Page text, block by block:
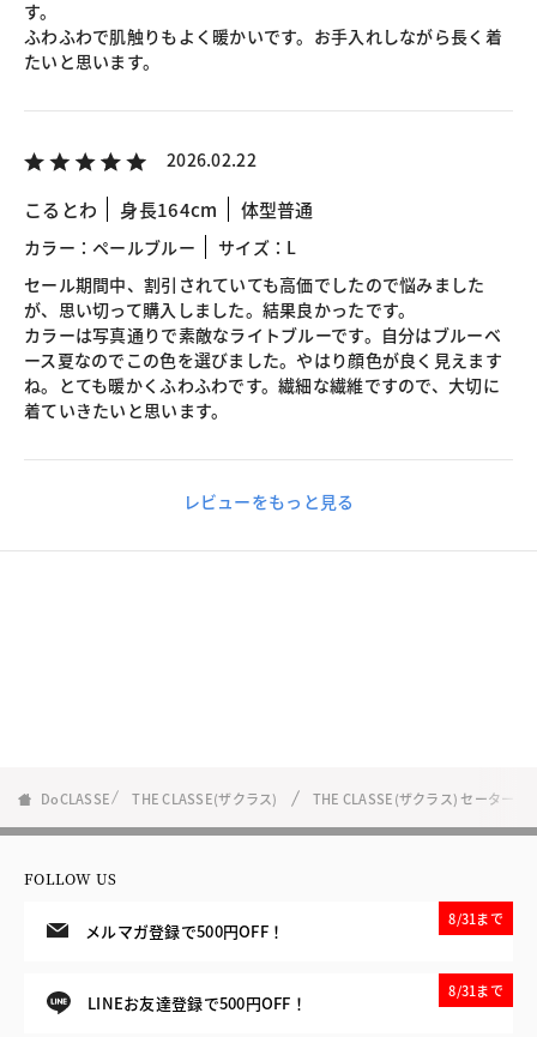
す。
ふわふわで肌触りもよく暖かいです。お手入れしながら長く着
たいと思います。
2026.02.22
こるとわ 身長164cm 体型普通
カラー：ペールブルー
サイズ：L
セール期間中、割引されていても高価でしたので悩みました
が、思い切って購入しました。結果良かったです。
カラーは写真通りで素敵なライトブルーです。自分はブルーベ
ース夏なのでこの色を選びました。やはり顔色が良く見えます
ね。とても暖かくふわふわです。繊細な繊維ですので、大切に
着ていきたいと思います。
レビューをもっと見る
DoCLASSE THE CLASSE(ザクラス) THE CLASSE(ザクラス) セーター・
FOLLOW US
メルマガ登録で500円OFF！
8/31まで
LINEお友達登録で500円OFF！
8/31まで